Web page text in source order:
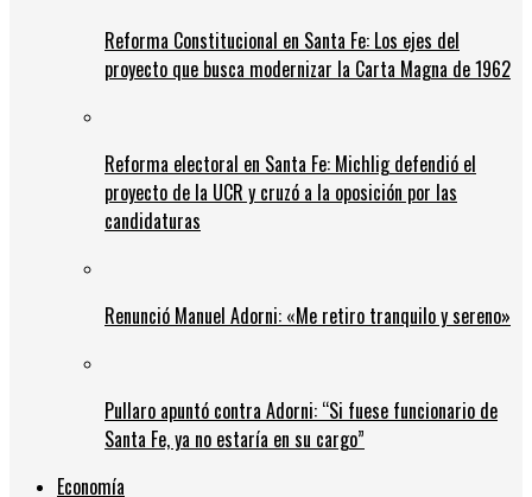
Reforma Constitucional en Santa Fe: Los ejes del
proyecto que busca modernizar la Carta Magna de 1962
Reforma electoral en Santa Fe: Michlig defendió el
proyecto de la UCR y cruzó a la oposición por las
candidaturas
Renunció Manuel Adorni: «Me retiro tranquilo y sereno»
Pullaro apuntó contra Adorni: “Si fuese funcionario de
Santa Fe, ya no estaría en su cargo”
Economía